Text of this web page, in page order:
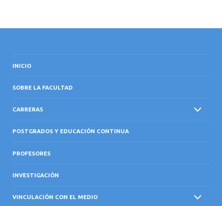
INICIO
SOBRE LA FACULTAD
CARRERAS
POSTGRADOS Y EDUCACIÓN CONTINUA
PROFESORES
INVESTIGACIÓN
VINCULACIÓN CON EL MEDIO